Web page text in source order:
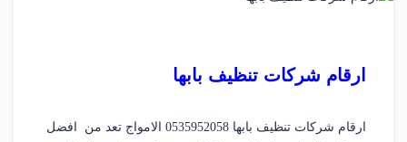
ارقام شركات تنظيف بابها
ارقام شركات تنظيف بابها 0535952058 الامواج تعد من افضل